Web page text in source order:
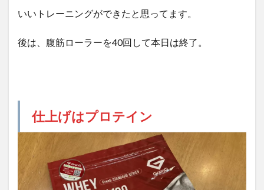
いいトレーニングができたと思ってます。
後は、腹筋ローラーを40回して本日は終了。
仕上げはプロテイン